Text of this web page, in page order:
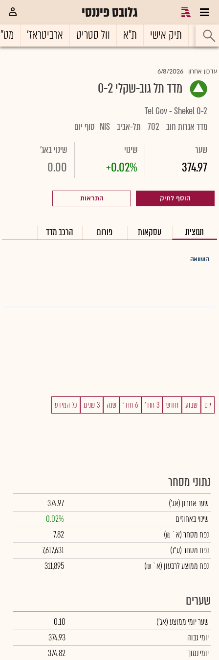
גלובס פיננסי
ראשי תיק אישי ת"א וול סטריט ארביטראז'
עדכון אחרון 6/8/2026
מדד תל גוב-שקלי 0-2
Tel Gov - Shekel 0-2
מדד אגרות חוב 702 תל-אביב NIS סוף יום
שער
374.97
שינוי
+0.02%
שינוי באג'
0.00
הוסף לתיק התראות
תמצית עסקאות פורום הרכב מדד
השוואה
יום שבוע חודש 3 חוד' 6 חוד' שנה 3 שנים כל המידע
נתוני מסחר
שער אחרון (אג')
374.97
שינוי באחוזים
0.02%
נפח מסחר(א` ₪)
7.82
נפח מסחר(ע"נ)
7,617,631
נפח ממוצע לרבעון (א` ₪)
311,895
שערים
שער יומי ממוצע(אג')
0.10
יומי גבוה
374.93
יומי נמוך
374.82